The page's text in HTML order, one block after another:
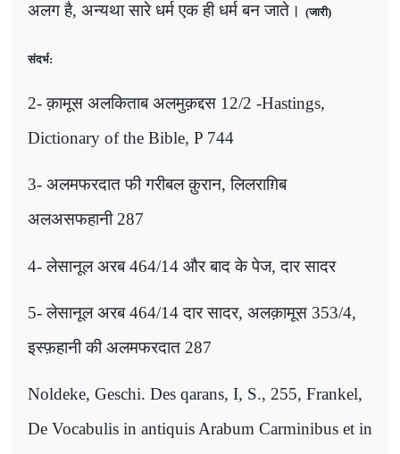
अलग है, अन्यथा सारे धर्म एक ही धर्म बन जाते। (जारी)
संदर्भ:
2-क़ामूस अलकिताब अलमुक़द्दस 12​​/2 -Hastings,
Dictionary of the Bible, P 744
3- अलमफरदात फी गरीबल क़ुरान,लिलराग़िब
अलअसफहानी 287
4-लेसानूल अरब464/14 और बाद के पेज,दार सादर
5-लेसानूल अरब464/14 दार सादर, अलक़ामूस 353/4,
इस्फ़हानी की अलमफरदात 287
Noldeke, Geschi. Des qarans, I, S., 255, Frankel,
De Vocabulis in antiquis Arabum Carminibus et in